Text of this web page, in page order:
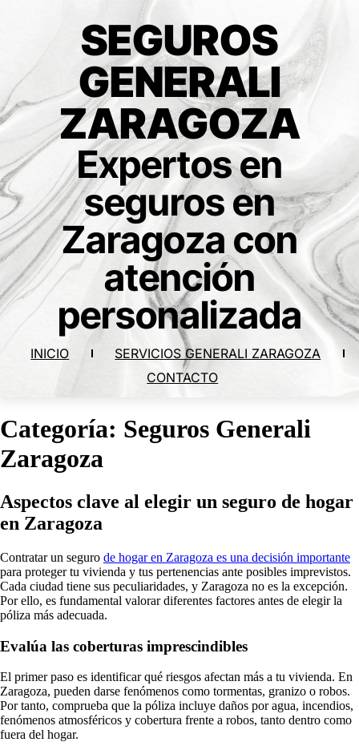
SEGUROS
GENERALI
ZARAGOZA
Expertos en
seguros en
Zaragoza con
atención
personalizada
INICIO
SERVICIOS GENERALI ZARAGOZA
CONTACTO
Categoría: Seguros Generali
Zaragoza
Aspectos clave al elegir un seguro de hogar
en Zaragoza
Contratar un seguro de hogar en Zaragoza es una decisión importante
para proteger tu vivienda y tus pertenencias ante posibles imprevistos.
Cada ciudad tiene sus peculiaridades, y Zaragoza no es la excepción.
Por ello, es fundamental valorar diferentes factores antes de elegir la
póliza más adecuada.
Evalúa las coberturas imprescindibles
El primer paso es identificar qué riesgos afectan más a tu vivienda. En
Zaragoza, pueden darse fenómenos como tormentas, granizo o robos.
Por tanto, comprueba que la póliza incluye daños por agua, incendios,
fenómenos atmosféricos y cobertura frente a robos, tanto dentro como
fuera del hogar.